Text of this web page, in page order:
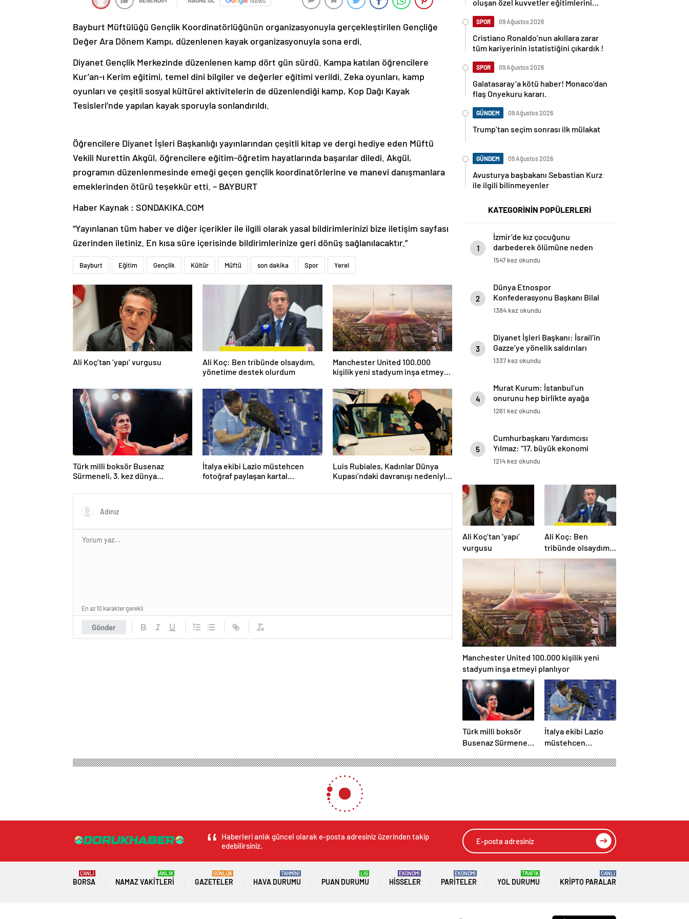
Bayburt Müftülüğü Gençlik Koordinatörlüğünün organizasyonuyla gerçekleştirilen Gençliğe
Değer Ara Dönem Kampı, düzenlenen kayak organizasyonuyla sona erdi.
Diyanet Gençlik Merkezinde düzenlenen kamp dört gün sürdü. Kampa katılan öğrencilere
Kur’an-ı Kerim eğitimi, temel dini bilgiler ve değerler eğitimi verildi. Zeka oyunları, kamp
oyunları ve çeşitli sosyal kültürel aktivitelerin de düzenlendiği kamp, Kop Dağı Kayak
Tesisleri’nde yapılan kayak sporuyla sonlandırıldı.
Öğrencilere Diyanet İşleri Başkanlığı yayınlarından çeşitli kitap ve dergi hediye eden Müftü
Vekili Nurettin Akgül, öğrencilere eğitim-öğretim hayatlarında başarılar diledi. Akgül,
programın düzenlenmesinde emeği geçen gençlik koordinatörlerine ve manevi danışmanlara
emeklerinden ötürü teşekkür etti. – BAYBURT
Haber Kaynak : SONDAKIKA.COM
“Yayınlanan tüm haber ve diğer içerikler ile ilgili olarak yasal bildirimlerinizi bize iletişim sayfası
üzerinden iletiniz. En kısa süre içerisinde bildirimlerinize geri dönüş sağlanılacaktır.”
Bayburt Eğitim Gençlik Kültür Müftü son dakika Spor Yerel
Ali Koç’tan ‘yapı’ vurgusu
Ali Koç: Ben tribünde olsaydım,
yönetime destek olurdum
Manchester United 100.000
kişilik yeni stadyum inşa etmeyi
Türk milli boksör Busenaz
Sürmeneli, 3. kez dünya
İtalya ekibi Lazio müstehcen
fotoğraf paylaşan kartal
Luis Rubiales, Kadınlar Dünya
Kupası’ndaki davranışı nedeniyle
Gönder
En az 10 karakter gerekli
oluşan özel kuvvetler eğitimlerini
SPOR 09 Ağustos 2026
Cristiano Ronaldo’nun akıllara zarar
tüm kariyerinin istatistiğini çıkardık !
SPOR 09 Ağustos 2026
Galatasaray’a kötü haber! Monaco’dan
flaş Onyekuru kararı.
GÜNDEM 09 Ağustos 2026
Trump’tan seçim sonrası ilk mülakat
GÜNDEM 09 Ağustos 2026
Avusturya başbakanı Sebastian Kurz
ile ilgili bilinmeyenler
KATEGORİNİN POPÜLERLERİ
1
İzmir’de kız çocuğunu
darbederek ölümüne neden
olan sanığın duruşması başladı
1547 kez okundu
2
Dünya Etnospor
Konfederasyonu Başkanı Bilal
Erdoğan: Batı, çifte standart
1384 kez okundu
3
Diyanet İşleri Başkanı: İsrail’in
Gazze’ye yönelik saldırıları
derhal durdurulmalı
1337 kez okundu
4
Murat Kurum: İstanbul’un
onurunu hep birlikte ayağa
kaldıracağız
1261 kez okundu
5
Cumhurbaşkanı Yardımcısı
Yılmaz: “17. büyük ekonomi
olduk, satın alma gücü
1214 kez okundu
Ali Koç’tan ‘yapı’
vurgusu
Ali Koç: Ben
tribünde olsaydım,
yönetime destek
olurdum
Manchester United 100.000 kişilik yeni
stadyum inşa etmeyi planlıyor
Türk milli boksör
Busenaz Sürmeneli,
şampiyonu oldu
İtalya ekibi Lazio
müstehcen
kartal eğitmenini
Kar Tanesi Kayak Projesi Öğrencileri Kayakla Buluşturuyor
Kar Tanesi Kayak Projesi Öğrencileri Kayakla Buluşturuyor